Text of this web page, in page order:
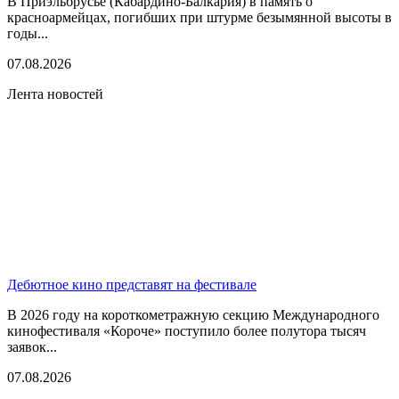
красноармейцах, погибших при штурме безымянной высоты в
годы...
07.08.2026
Лента новостей
Дебютное кино представят на фестивале
В 2026 году на короткометражную секцию Международного
кинофестиваля «Короче» поступило более полутора тысяч
заявок...
07.08.2026